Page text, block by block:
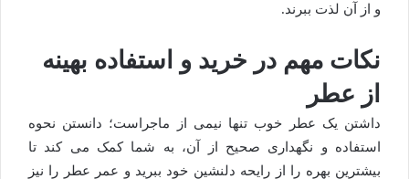
و از آن لذت ببرند.
نکات مهم در خرید و استفاده بهینه
از عطر
داشتن یک عطر خوب تنها نیمی از ماجراست؛ دانستن نحوه
استفاده و نگهداری صحیح از آن، به شما کمک می کند تا
بیشترین بهره را از رایحه دلنشین خود ببرید و عمر عطر را نیز